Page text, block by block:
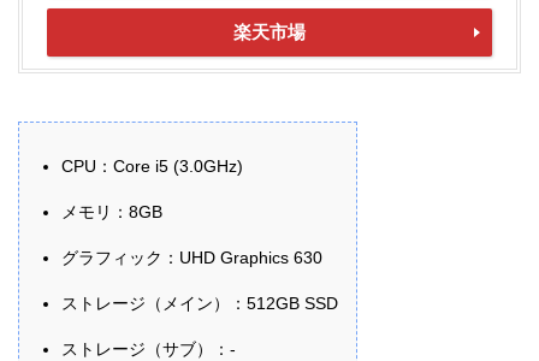
楽天市場
CPU：Core i5 (3.0GHz)
メモリ：8GB
グラフィック：UHD Graphics 630
ストレージ（メイン）：512GB SSD
ストレージ（サブ）：-